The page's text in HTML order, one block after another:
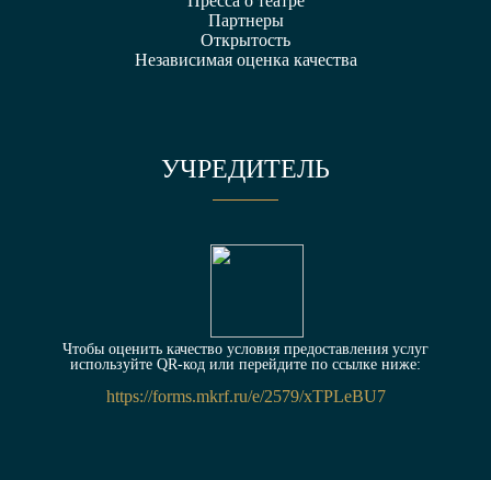
Партнеры
Открытость
Независимая оценка качества
УЧРЕДИТЕЛЬ
Чтобы оценить качество условия предоставления услуг
используйте QR-код или перейдите по ссылке ниже:
https://forms.mkrf.ru/e/2579/xTPLeBU7